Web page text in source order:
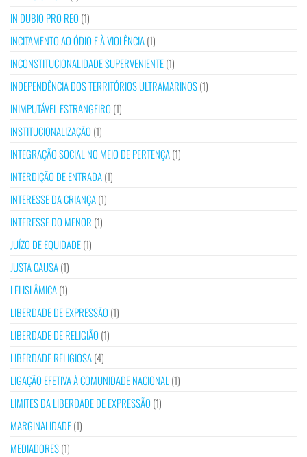
IN DUBIO PRO REO (1)
INCITAMENTO AO ÓDIO E À VIOLÊNCIA(1)
INCONSTITUCIONALIDADE SUPERVENIENTE(1)
INDEPENDÊNCIA DOS TERRITÓRIOS ULTRAMARINOS(1)
INIMPUTÁVEL ESTRANGEIRO (1)
INSTITUCIONALIZAÇÃO (1)
INTEGRAÇÃO SOCIAL NO MEIO DE PERTENÇA(1)
INTERDIÇÃO DE ENTRADA(1)
INTERESSE DA CRIANÇA(1)
INTERESSE DO MENOR (1)
JUÍZO DE EQUIDADE(1)
JUSTA CAUSA(1)
LEI ISLÂMICA(1)
LIBERDADE DE EXPRESSÃO (1)
LIBERDADE DE RELIGIÃO (1)
LIBERDADE RELIGIOSA(4)
LIGAÇÃO EFETIVA À COMUNIDADE NACIONAL (1)
LIMITES DA LIBERDADE DE EXPRESSÃO (1)
MARGINALIDADE(1)
MEDIADORES(1)